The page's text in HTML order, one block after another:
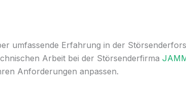
umfassende Erfahrung in der
Arbeit bei der Störsenderfirma
Anforderungen anpassen.